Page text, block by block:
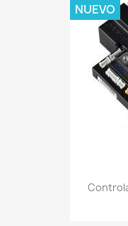
NUEVO